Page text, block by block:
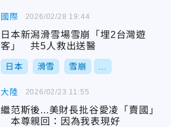
國際
日本新潟滑雪場雪崩「埋2台灣遊
客」 共5人救出送醫
日本 滑雪 雪崩
2026/02/28 19:44
大陸
繼范斯後...美財長批谷愛凌「賣國」
本尊親回：因為我表現好
2026/02/23 11:55